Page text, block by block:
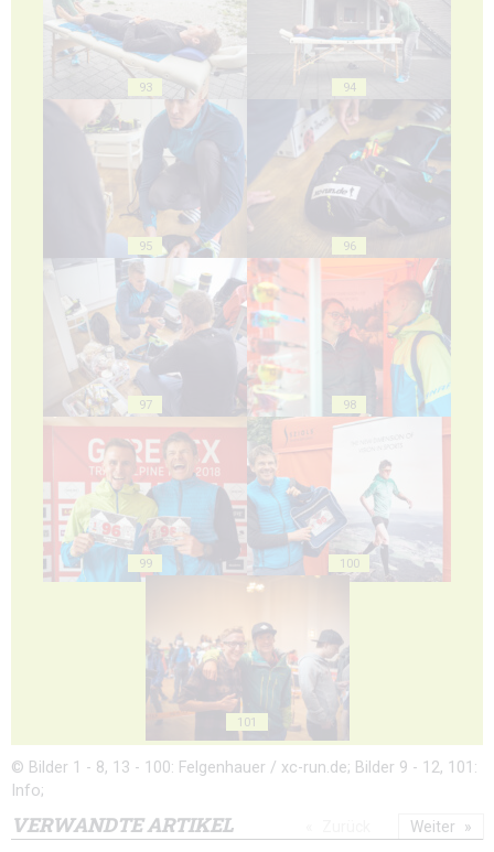
93 94
95 96
97 98
99 100
101
© Bilder 1 - 8, 13 - 100: Felgenhauer / xc-run.de; Bilder 9 - 12, 101:
Info;
VERWANDTE ARTIKEL Weiter